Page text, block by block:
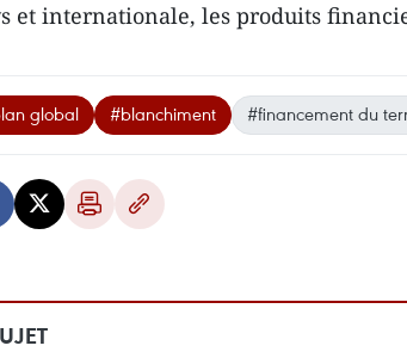
et internationale, les produits
global #blanchiment #financement du